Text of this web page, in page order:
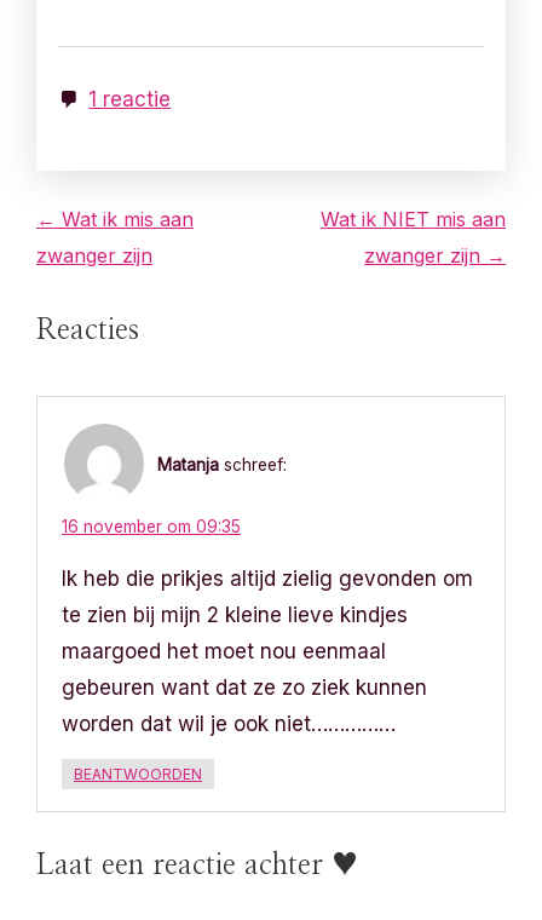
1 reactie
B
e
r
a
← Wat ik mis aan
zwanger zijn
Wat ik NIET mis aan
zwanger zijn →
Reacties
Matanja schreef:
16 november om 09:35
Ik heb die prikjes altijd zielig gevonden om
te zien bij mijn 2 kleine lieve kindjes
maargoed het moet nou eenmaal
gebeuren want dat ze zo ziek kunnen
worden dat wil je ook niet……………
BEANTWOORDEN
Laat een reactie achter ♥